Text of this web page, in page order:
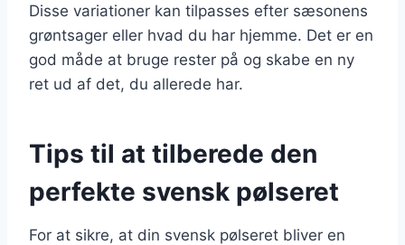
Disse variationer kan tilpasses efter sæsonens
grøntsager eller hvad du har hjemme. Det er en
god måde at bruge rester på og skabe en ny
ret ud af det, du allerede har.
Tips til at tilberede den
perfekte svensk pølseret
For at sikre, at din svensk pølseret bliver en